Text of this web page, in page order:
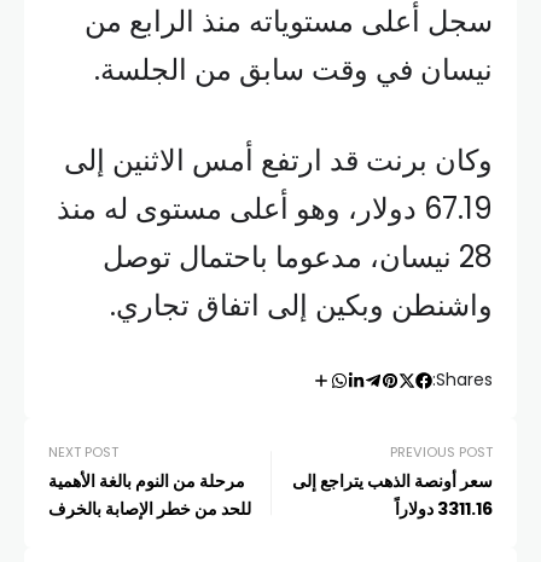
سجل أعلى مستوياته منذ الرابع من
نيسان في وقت سابق من الجلسة.
وكان برنت قد ارتفع أمس الاثنين إلى
67.19 دولار، وهو أعلى مستوى له منذ
28 نيسان، مدعوما باحتمال توصل
واشنطن وبكين إلى اتفاق تجاري.
Shares:
PREVIOUS POST
سعر أونصة الذهب يتراجع إلى
3311.16 دولاراً
NEXT POST
مرحلة من النوم بالغة الأهمية
للحد من خطر الإصابة بالخرف